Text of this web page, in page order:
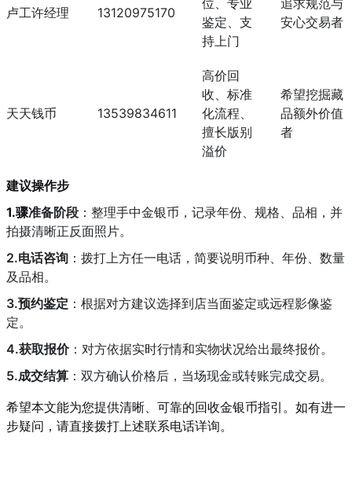
卢工许经理 13120975170
鉴定、支
持上门
安心交易者
天天钱币 13539834611
高价回
收、标准
化流程、
擅长版别
溢价
希望挖掘藏
品额外价值
者
建议操作步
1.骤准备阶段 ：整理手中金银币，记录年份、规格、品相，并
拍摄清晰正反面照片。
2.电话咨询 ：拨打上方任一电话，简要说明币种、年份、数量
及品相。
3.预约鉴定 ：根据对方建议选择到店当面鉴定或远程影像鉴
定。
4.获取报价：对方依据实时行情和实物状况给出最终报价。
5.成交结算 ：双方确认价格后，当场现金或转账完成交易。
希望本文能为您提供清晰、可靠的回收金银币指引。如有进一
步疑问，请直接拨打上述联系电话详询。